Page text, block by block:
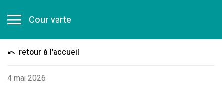
Cour verte
retour à l'accueil
4 mai 2026